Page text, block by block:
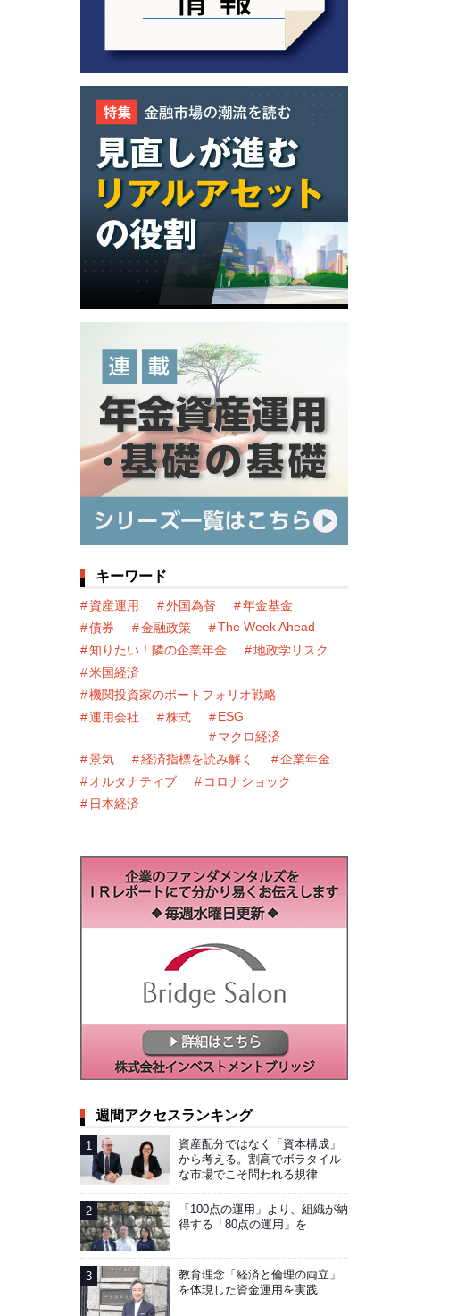
キーワード
資産運用 外国為替
年金基金
債券
金融政策
The Week Ahead
知りたい！隣の企業年金
地政学リスク
米国経済
機関投資家のポートフォリオ戦略
運用会社
株式
ESG
マクロ経済
景気
経済指標を読み解く
企業年金
オルタナティブ
コロナショック
日本経済
週間アクセスランキング
資産配分ではなく「資本構成」
から考える。割高でボラタイル
な市場でこそ問われる規律
「100点の運用」より、組織が納
得する「80点の運用」を
教育理念「経済と倫理の両立」
を体現した資金運用を実践